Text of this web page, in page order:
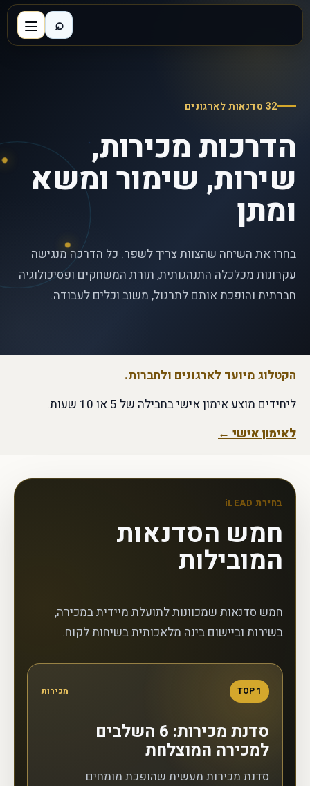
⌕
32 סדנאות לארגונים
הדרכות מכירות,
שירות, שימור ומשא
ומתן
בחרו את השיחה שהצוות צריך לשפר. כל הדרכה מנגישה
עקרונות מכלכלה התנהגותית, תורת המשחקים ופסיכולוגיה
חברתית והופכת אותם לתרגול, משוב וכלים לעבודה.
הקטלוג מיועד לארגונים ולחברות.
ליחידים מוצע אימון אישי בחבילה של 5 או 10 שעות.
לאימון אישי ←
בחירת iLEAD
חמש הסדנאות
המובילות
חמש סדנאות שמכוונות לתועלת מיידית במכירה,
בשירות וביישום בינה מלאכותית בשיחות לקוח.
TOP 1 מכירות
סדנת מכירות: 6 השלבים
למכירה המוצלחת
סדנת מכירות מעשית שהופכת מומחים